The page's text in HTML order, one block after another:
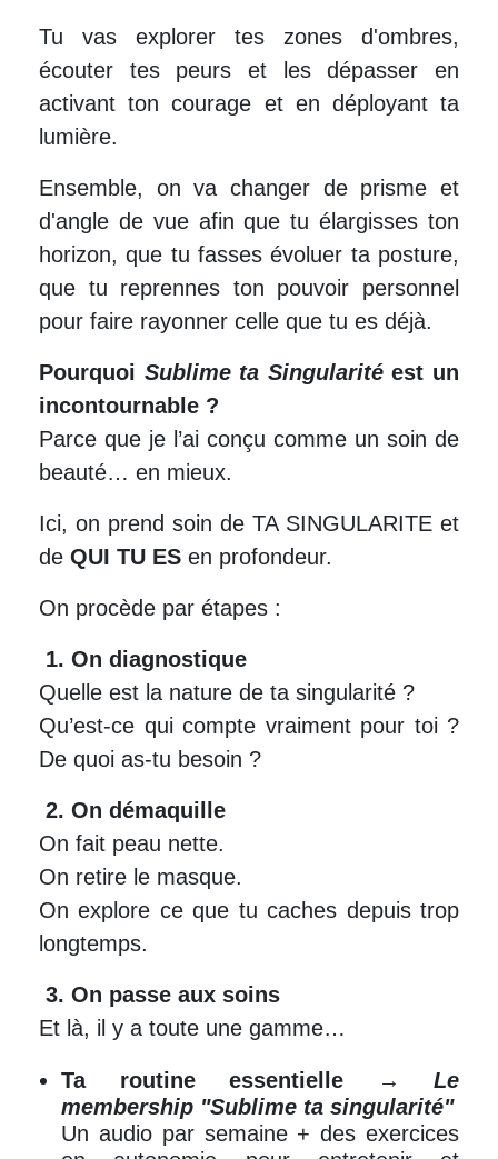
Tu vas explorer tes zones d'ombres,
écouter tes peurs et les dépasser en
activant ton courage et en déployant ta
lumière.
Ensemble, on va changer de prisme et
d'angle de vue afin que tu élargisses ton
horizon, que tu fasses évoluer ta posture,
que tu reprennes ton pouvoir personnel
pour faire rayonner celle que tu es déjà.
Pourquoi Sublime ta Singularitéest un
incontournable ?
Parce que je l’ai conçu comme un soin de
beauté… en mieux.
Ici, on prend soin de TA SINGULARITE et
de QUI TU ES en profondeur.
On procède par étapes :
1. On diagnostique
Quelle est la nature de ta singularité ?
Qu’est-ce qui compte vraiment pour toi ?
De quoi as-tu besoin ?
2. On démaquille
On fait peau nette.
On retire le masque.
On explore ce que tu caches depuis trop
longtemps.
3. On passe aux soins
Et là, il y a toute une gamme…
Ta routine essentielle →
Le
membership "Sublime ta singularité"
Un audio par semaine + des exercices